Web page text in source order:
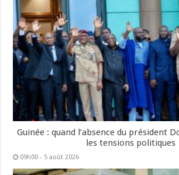
Guinée : quand l’absence du président
les tensions politiques
09h00 - 5 août 2026